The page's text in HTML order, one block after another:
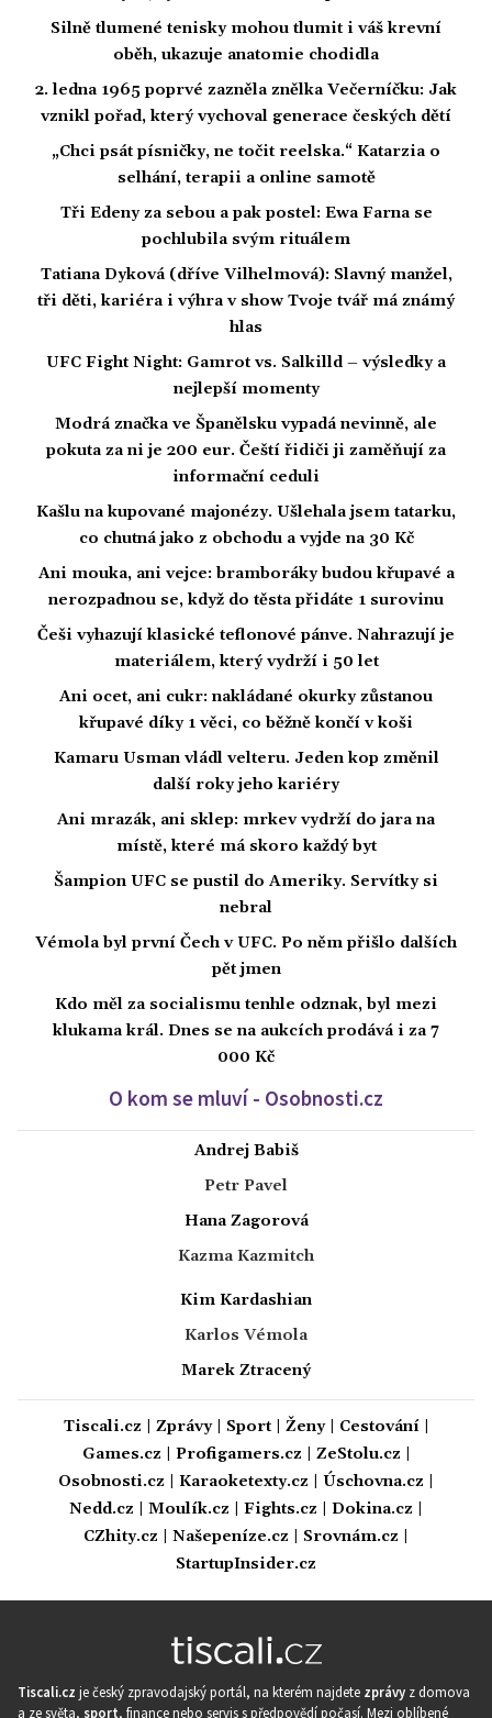
Silně tlumené tenisky mohou tlumit i váš krevní
oběh, ukazuje anatomie chodidla
2. ledna 1965 poprvé zazněla znělka Večerníčku: Jak
vznikl pořad, který vychoval generace českých dětí
„Chci psát písničky, ne točit reelska.“ Katarzia o
selhání, terapii a online samotě
Tři Edeny za sebou a pak postel: Ewa Farna se
pochlubila svým rituálem
Tatiana Dyková (dříve Vilhelmová): Slavný manžel,
tři děti, kariéra i výhra v show Tvoje tvář má známý
hlas
UFC Fight Night: Gamrot vs. Salkilld – výsledky a
nejlepší momenty
Modrá značka ve Španělsku vypadá nevinně, ale
pokuta za ni je 200 eur. Čeští řidiči ji zaměňují za
informační ceduli
Kašlu na kupované majonézy. Ušlehala jsem tatarku,
co chutná jako z obchodu a vyjde na 30 Kč
Ani mouka, ani vejce: bramboráky budou křupavé a
nerozpadnou se, když do těsta přidáte 1 surovinu
Češi vyhazují klasické teflonové pánve. Nahrazují je
materiálem, který vydrží i 50 let
Ani ocet, ani cukr: nakládané okurky zůstanou
křupavé díky 1 věci, co běžně končí v koši
Kamaru Usman vládl velteru. Jeden kop změnil
další roky jeho kariéry
Ani mrazák, ani sklep: mrkev vydrží do jara na
místě, které má skoro každý byt
Šampion UFC se pustil do Ameriky. Servítky si
nebral
Vémola byl první Čech v UFC. Po něm přišlo dalších
pět jmen
Kdo měl za socialismu tenhle odznak, byl mezi
klukama král. Dnes se na aukcích prodává i za 7
000 Kč
O kom se mluví - Osobnosti.cz
Andrej Babiš
Petr Pavel
Hana Zagorová
Kazma Kazmitch
Kim Kardashian
Karlos Vémola
Marek Ztracený
Tiscali.cz Zprávy| Sport| Ženy| Cestování|
Games.cz
Profigamers.cz ZeStolu.cz
Osobnosti.cz
Karaoketexty.cz Úschovna.cz
Nedd.cz
Moulík.cz Fights.cz Dokina.cz
CZhity.cz
Našepeníze.cz Srovnám.cz
StartupInsider.cz
Tiscali.cz je český zpravodajský portál, na kterém najdete zprávy z domova
a ze světa, sport, finance nebo servis s předpovědí počasí. Mezi oblíbené